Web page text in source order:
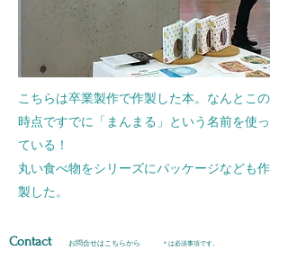
こちらは卒業製作で作製した本。なんとこの
時点ですでに「まんまる」という名前を使っ
ている！
​丸い食べ物をシリーズにパッケージなども作
製した。
Contact お問合せはこちらから ＊は必須事項です。